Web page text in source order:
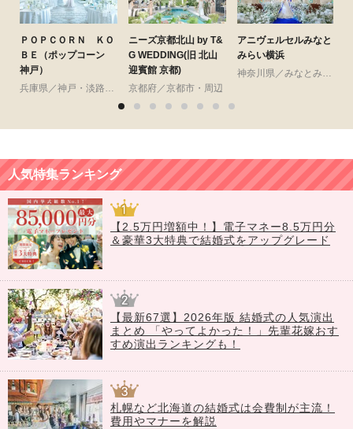
ＰＯＰＣＯＲＮ ＫＯ
ＢＥ（ポップコーン
神戸）
兵庫県／神戸・淡路島・阪神間・その他
ニーズ京都北山 by T&
G WEDDING(旧 北山
迎賓館 京都)
京都府／京都市・周辺
アニヴェルセルみなと
みらい横浜
神奈川県／みなとみらい・桜木町・山手・山下町・関内
人気特集ランキング
【2.5万円増額中！】電子マネー8.5万円分
＆豪華3大特典で結婚式をアップグレード
【最新67選】2026年版 結婚式の人気演出
まとめ 「やってよかった！」先輩花嫁おす
すめ演出ランキングも！
札幌など北海道の結婚式は会費制が主流！
費用やマナーを解説